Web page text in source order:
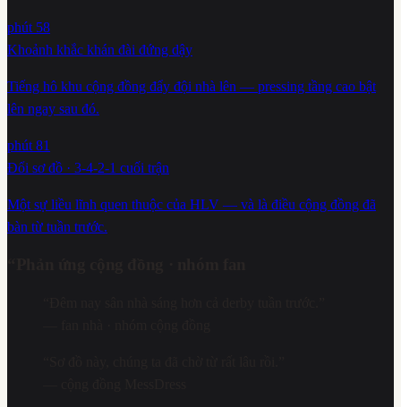
phút 58
Khoảnh khắc khán đài đứng dậy
Tiếng hô khu cộng đồng đẩy đội nhà lên — pressing tầng cao bật
lên ngay sau đó.
phút 81
Đổi sơ đồ · 3-4-2-1 cuối trận
Một sự liều lĩnh quen thuộc của HLV — và là điều cộng đồng đã
bàn từ tuần trước.